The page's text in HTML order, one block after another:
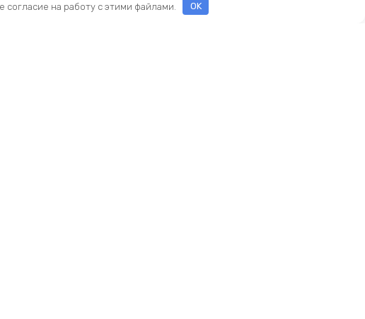
согласие на работу с этими файлами. OK